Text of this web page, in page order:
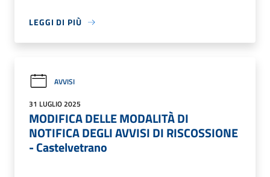
LEGGI DI PIÙ
AVVISI
31 LUGLIO 2025
MODIFICA DELLE MODALITÀ DI
NOTIFICA DEGLI AVVISI DI RISCOSSIONE
- Castelvetrano